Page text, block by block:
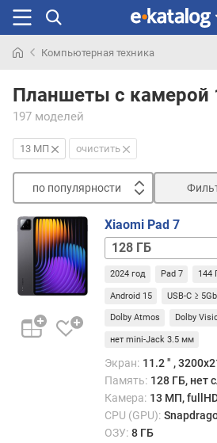
раньше
Компьютерная техника
Планшеты с камерой
197 моделей
13 МП очистить
по популярности
п
о
п
о
у
л
Xiaomi Pad 7
256 ГБ
/
ОЗУ
ГБ 256 ГБ
ОЗУ
12
ГБ
2024 год Pad 7 144
Android 15 USB-C ≥
Dolby Atmos Dolby
нет mini-Jack 3.5 мм
Экран: 11.2 ″ ,
Память: 128 ГБ, нет
Камера: 13 МП,
CPU (GPU):
ОЗУ: 8 ГБ